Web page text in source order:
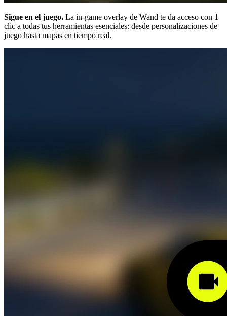
Sigue en el juego. La in-game overlay de Wand te da acceso con 1
clic a todas tus herramientas esenciales: desde personalizaciones de
juego hasta mapas en tiempo real.